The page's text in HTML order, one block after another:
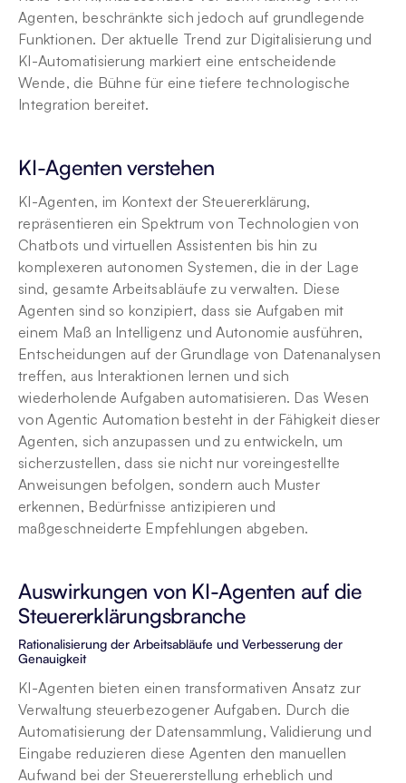
Agenten, beschränkte sich jedoch auf grundlegende
Funktionen. Der aktuelle Trend zur Digitalisierung und
KI-Automatisierung markiert eine entscheidende
Wende, die Bühne für eine tiefere technologische
Integration bereitet.
KI-Agenten verstehen
KI-Agenten, im Kontext der Steuererklärung,
repräsentieren ein Spektrum von Technologien von
Chatbots und virtuellen Assistenten bis hin zu
komplexeren autonomen Systemen, die in der Lage
sind, gesamte Arbeitsabläufe zu verwalten. Diese
Agenten sind so konzipiert, dass sie Aufgaben mit
einem Maß an Intelligenz und Autonomie ausführen,
Entscheidungen auf der Grundlage von Datenanalysen
treffen, aus Interaktionen lernen und sich
wiederholende Aufgaben automatisieren. Das Wesen
von Agentic Automation besteht in der Fähigkeit dieser
Agenten, sich anzupassen und zu entwickeln, um
sicherzustellen, dass sie nicht nur voreingestellte
Anweisungen befolgen, sondern auch Muster
erkennen, Bedürfnisse antizipieren und
maßgeschneiderte Empfehlungen abgeben.
Auswirkungen von KI-Agenten auf die
Steuererklärungsbranche
Rationalisierung der Arbeitsabläufe und Verbesserung der
Genauigkeit
KI-Agenten bieten einen transformativen Ansatz zur
Verwaltung steuerbezogener Aufgaben. Durch die
Automatisierung der Datensammlung, Validierung und
Eingabe reduzieren diese Agenten den manuellen
Aufwand bei der Steuererstellung erheblich und